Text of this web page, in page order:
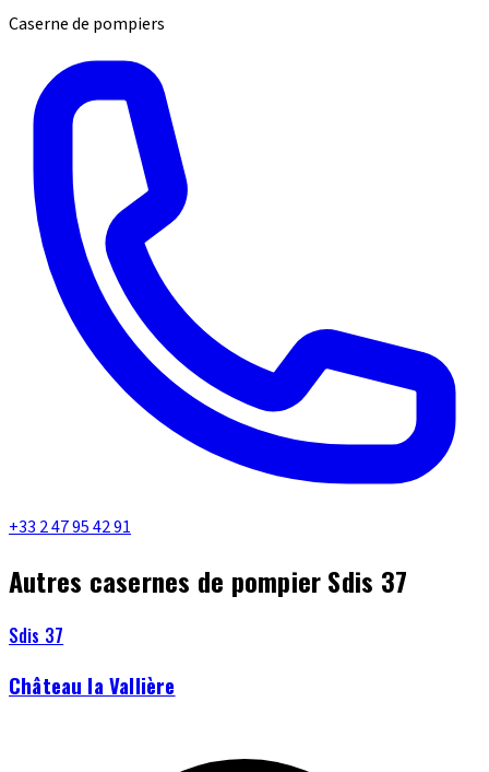
Caserne de pompiers
+33 2 47 95 42 91
Autres casernes de pompier Sdis 37
Sdis 37
Château la Vallière